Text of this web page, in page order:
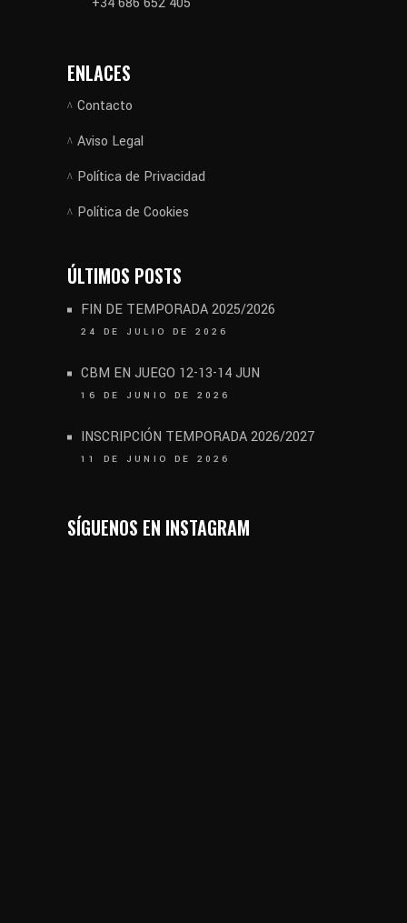
ENLACES
Contacto
Aviso Legal
Política de Privacidad
Política de Cookies
ÚLTIMOS POSTS
FIN DE TEMPORADA 2025/2026
24 DE JULIO DE 2026
CBM EN JUEGO 12-13-14 JUN
16 DE JUNIO DE 2026
INSCRIPCIÓN TEMPORADA 2026/2027
11 DE JUNIO DE 2026
SÍGUENOS EN INSTAGRAM